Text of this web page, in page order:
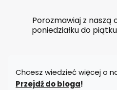
Porozmawiaj z naszą
poniedziałku do piątku
Chcesz wiedzieć więcej o
Przejdź do bloga!